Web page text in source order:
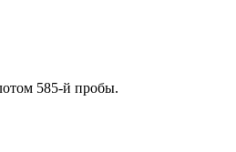
585-й пробы.